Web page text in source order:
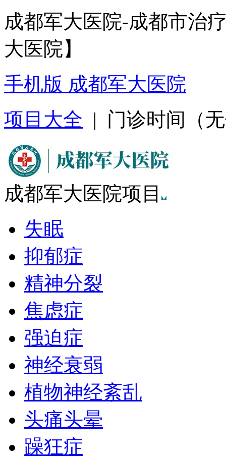
成都军大医院-成都市治
大医院】
手机版 成都军大医院
项目大全 | 门诊时间（
成都军大医院项目
失眠
抑郁症
精神分裂
焦虑症
强迫症
神经衰弱
植物神经紊乱
头痛头晕
躁狂症